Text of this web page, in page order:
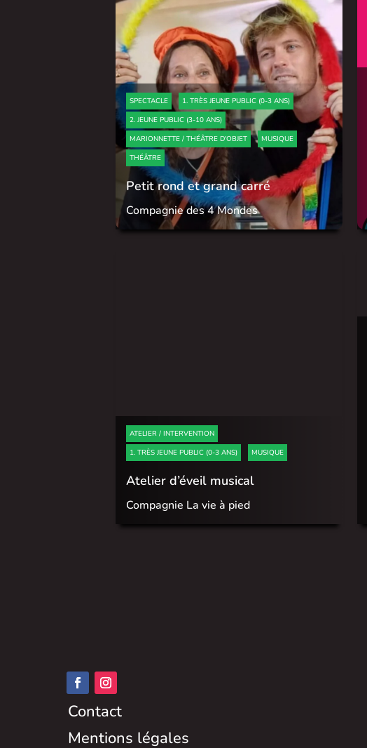
SPECTACLE
1. TRÈS JEUNE PUBLIC (0-3 ANS)
2. JEUNE PUBLIC (3-10 ANS)
MARIONNETTE / THÉÂTRE D'OBJET
MUSIQUE
THÉÂTRE
Petit rond et grand carré
Compagnie des 4 Mondes
ATELIER / INTERVENTION
1. TRÈS JEUNE PUBLIC (0-3 ANS)
MUSIQUE
Atelier d’éveil musical
Compagnie La vie à pied
Contact
Mentions légales